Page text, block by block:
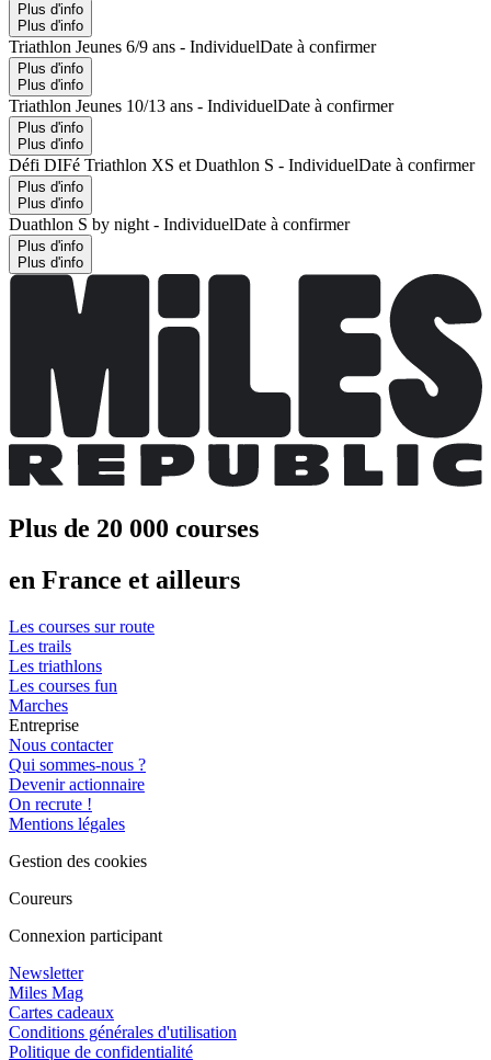
Plus d'info
Plus d'info
Triathlon Jeunes 6/9 ans - IndividuelDate à confirmer
Plus d'info
Plus d'info
Triathlon Jeunes 10/13 ans - IndividuelDate à confirmer
Plus d'info
Plus d'info
Défi DIFé Triathlon XS et Duathlon S - IndividuelDate à confirmer
Plus d'info
Plus d'info
Duathlon S by night - IndividuelDate à confirmer
Plus d'info
Plus d'info
Plus de 20 000 courses
en France et ailleurs
Les courses sur route
Les trails
Les triathlons
Les courses fun
Marches
Entreprise
Nous contacter
Qui sommes-nous ?
Devenir actionnaire
On recrute !
Mentions légales
Gestion des cookies
Coureurs
Connexion participant
Newsletter
Miles Mag
Cartes cadeaux
Conditions générales d'utilisation
Politique de confidentialité